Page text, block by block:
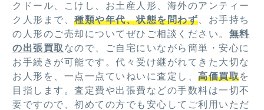
クドール、こけし、お土産人形、海外のアンティー
ク人形まで、 種類や年代、状態を問わず 、お手持ち
の人形のご売却についてぜひご相談ください。 無料
の出張買取 なので、ご自宅にいながら簡単・安心に
お手続きが可能です。代々受け継がれてきた大切な
お人形を、一点一点ていねいに査定し、 高価買取を
目指します。査定費や出張費などの手数料は一切不
要ですので、初めての方でも安心してご利用いただ